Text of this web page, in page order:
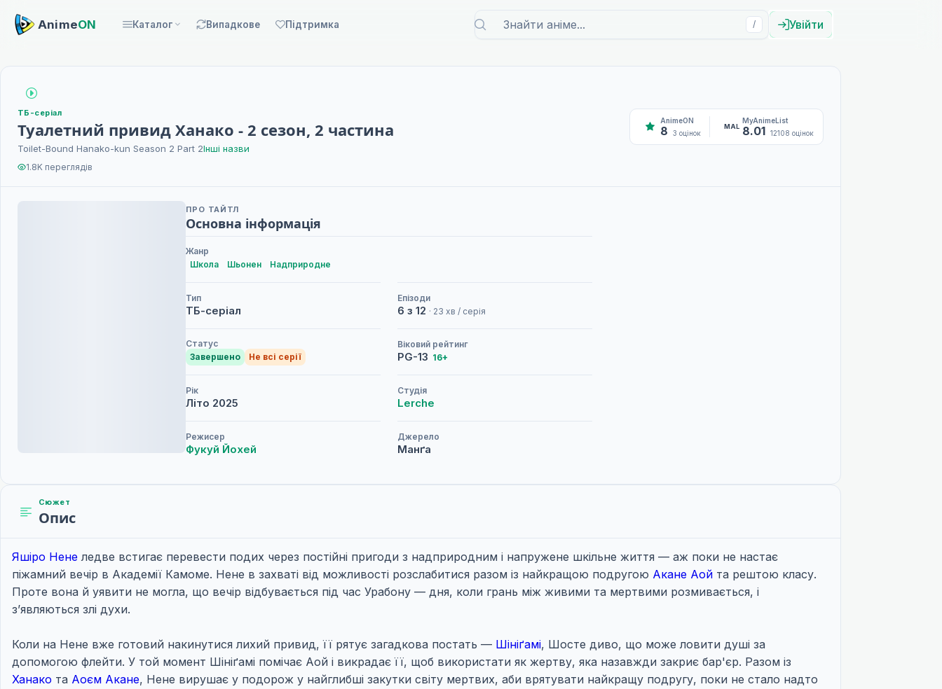
AnimeON Каталог Випадкове Підтримка / Увійти
ТБ-серіал
Туалетний привид Ханако - 2 сезон, 2 частина
Toilet-Bound Hanako-kun Season 2 Part 2Інші назви
1.8K переглядів
AnimeON
8 3 оцінок
MAL
MyAnimeList
8.01 12108 оцінок
ПРО ТАЙТЛ
Основна інформація
Жанр
Школа
Шьонен Надприродне
Тип
ТБ-серіал
Епізоди
6 з 12 · 23 хв / серія
Статус
Завершено
Не всі серії
Віковий рейтинг
PG-13 16+
Рік
Літо 2025
Студія
Lerche
Режисер
Фукуй Йохей
Джерело
Манґа
Сюжет
Опис
Яшіро Нене ледве встигає перевести подих через постійні пригоди з надприродним і напружене шкільне життя — аж поки не настає
піжамний вечір в Академії Камоме. Нене в захваті від можливості розслабитися разом із найкращою подругою Акане Аой та рештою класу.
Проте вона й уявити не могла, що вечір відбувається під час Урабону — дня, коли грань між живими та мертвими розмивається, і
з’являються злі духи.
Коли на Нене вже готовий накинутися лихий привид, її рятує загадкова постать — Шініґамі, Шосте диво, що може ловити душі за
допомогою флейти. У той момент Шініґамі помічає Аой і викрадає її, щоб використати як жертву, яка назавжди закриє бар'єр. Разом із
Ханако та Аоєм Акане, Нене вирушає у подорож у найглибші закутки світу мертвих, аби врятувати найкращу подругу, поки не стало надто